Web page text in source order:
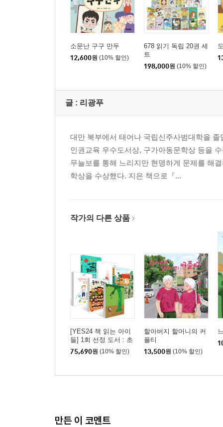
소문난 구구 만두
12,600원 (10% 할인)
678 읽기 독립 20권 세
트
198,000원 (10% 할인)
글 : 리광푸
대만 북부에서 태어나 국립신주사범대학을
인권교육 우수도서상, 구가아동문학상 등을
무늘보를 통해 느리지만 현명하게 문제를 해
학상을 수상했다. 지은 책으로『...
작가의 다른 상품
[YES24 책 읽는 아이
들] 1회 선정 도서 : 초
등 1~2학년 세트
75,690원 (10% 할인)
할아버지 할머니의 커
플티
13,500원 (10% 할인)
만든 이 코멘트